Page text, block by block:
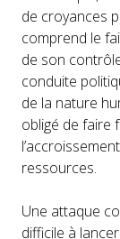
de croyances
comprend le
de son
conduite
de la nature
obligé de faire
ressources.
Une attaque
difficile à